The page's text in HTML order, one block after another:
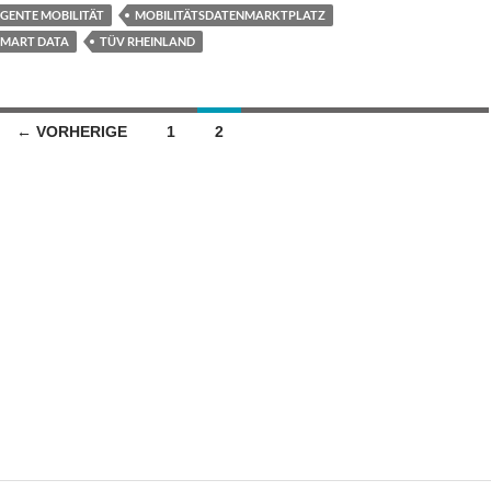
MOBILITÄT
MOBILITÄTSDATENMARKTPLATZ
DATA TÜV RHEINLAND
← VORHERIGE 1 2